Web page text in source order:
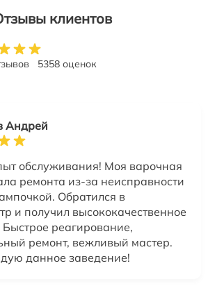
клиентов
5358 оценок
Андрей
обслуживания! Моя варочная
ремонта из-за неисправности
Обратился в
и получил высококачественное
реагирование,
ремонт, вежливый мастер.
данное заведение!